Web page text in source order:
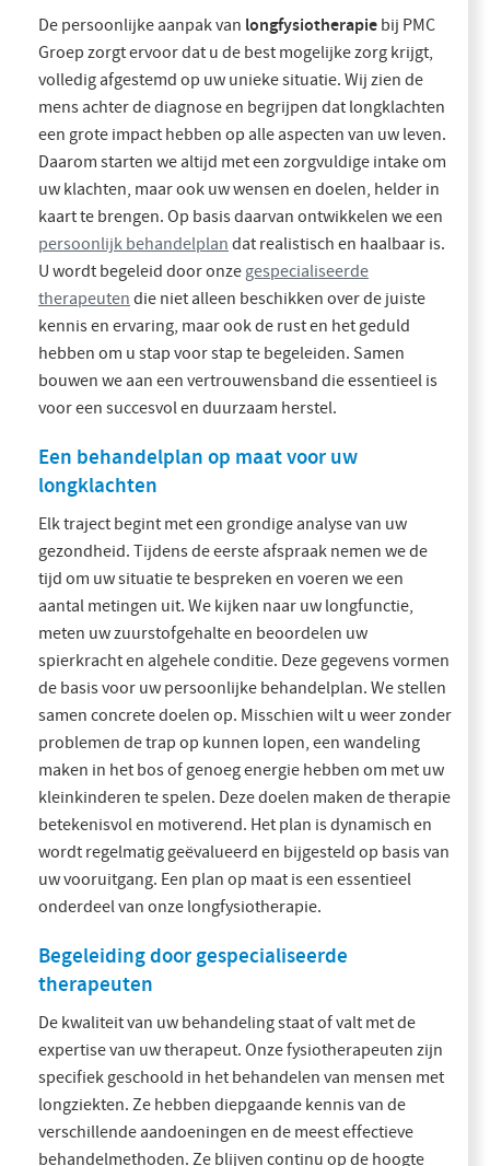
De persoonlijke aanpak van longfysiotherapie bij PMC
Groep zorgt ervoor dat u de best mogelijke zorg krijgt,
volledig afgestemd op uw unieke situatie. Wij zien de
mens achter de diagnose en begrijpen dat longklachten
een grote impact hebben op alle aspecten van uw leven.
Daarom starten we altijd met een zorgvuldige intake om
uw klachten, maar ook uw wensen en doelen, helder in
kaart te brengen. Op basis daarvan ontwikkelen we een
persoonlijk behandelplan dat realistisch en haalbaar is.
U wordt begeleid door onze gespecialiseerde
therapeuten die niet alleen beschikken over de juiste
kennis en ervaring, maar ook de rust en het geduld
hebben om u stap voor stap te begeleiden. Samen
bouwen we aan een vertrouwensband die essentieel is
voor een succesvol en duurzaam herstel.
Een behandelplan op maat voor uw
longklachten
Elk traject begint met een grondige analyse van uw
gezondheid. Tijdens de eerste afspraak nemen we de
tijd om uw situatie te bespreken en voeren we een
aantal metingen uit. We kijken naar uw longfunctie,
meten uw zuurstofgehalte en beoordelen uw
spierkracht en algehele conditie. Deze gegevens vormen
de basis voor uw persoonlijke behandelplan. We stellen
samen concrete doelen op. Misschien wilt u weer zonder
problemen de trap op kunnen lopen, een wandeling
maken in het bos of genoeg energie hebben om met uw
kleinkinderen te spelen. Deze doelen maken de therapie
betekenisvol en motiverend. Het plan is dynamisch en
wordt regelmatig geëvalueerd en bijgesteld op basis van
uw vooruitgang. Een plan op maat is een essentieel
onderdeel van onze longfysiotherapie.
Begeleiding door gespecialiseerde
therapeuten
De kwaliteit van uw behandeling staat of valt met de
expertise van uw therapeut. Onze fysiotherapeuten zijn
specifiek geschoold in het behandelen van mensen met
longziekten. Ze hebben diepgaande kennis van de
verschillende aandoeningen en de meest effectieve
behandelmethoden. Ze blijven continu op de hoogte